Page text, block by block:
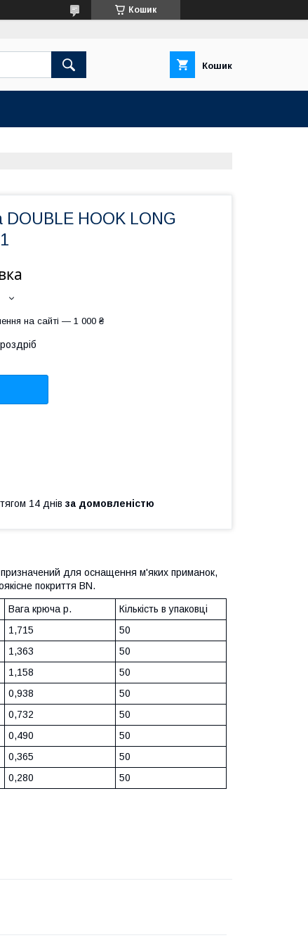
Кошик
Кошик
DOUBLE HOOK LONG
на сайті — 1 000 ₴
14 днів за домовленістю
для оснащення м'яких приманок,
покриття BN.
Вага крюча р.
Кількість в упаковці
1,715
50
1,363
50
1,158
50
0,938
50
0,732
50
0,490
50
0,365
50
0,280 50